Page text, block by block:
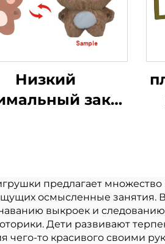
Низкий
заказ
игрушка
брелок
предлагает
осмысленные занятия.
выкроек и
Дети развивают
то красивого своими